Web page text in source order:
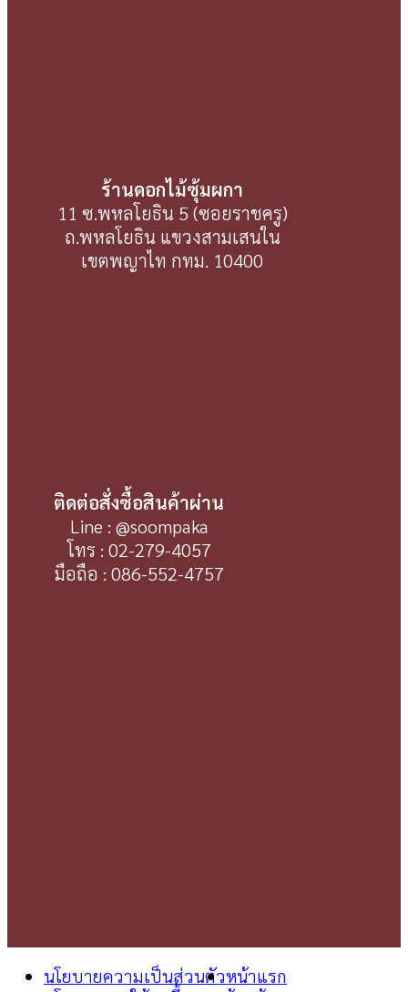
ร้านดอกไม้ซุ้มผกา
11 ซ.พหลโยธิน 5 (ซอยราชครู)
ถ.พหลโยธิน แขวงสามเสนใน
เขตพญาไท กทม. 10400
ติดต่อสั่งซื้อสินค้าผ่าน
Line : @soompaka
โทร : 02-279-4057
มือถือ : 086-552-4757
นโยบายความเป็นส่วนตัวหน้าแรก